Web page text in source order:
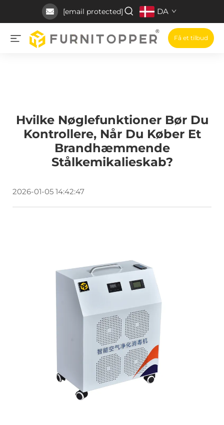
[email protected] DA
Få et tilbud
Hvilke Nøglefunktioner Bør Du
Kontrollere, Når Du Køber Et
Brandhæmmende
Stålkemikalieskab?
2026-01-05 14:42:47